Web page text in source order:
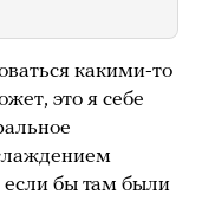
какими-то
это я себе
бы там были